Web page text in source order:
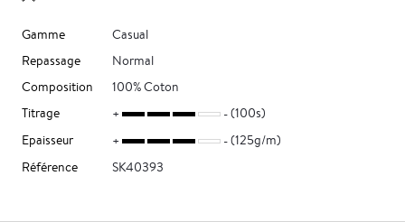
Gamme
Casual
Repassage
Normal
Composition
100% Coton
Titrage
(100s)
Epaisseur
(125g/m)
Référence
SK40393